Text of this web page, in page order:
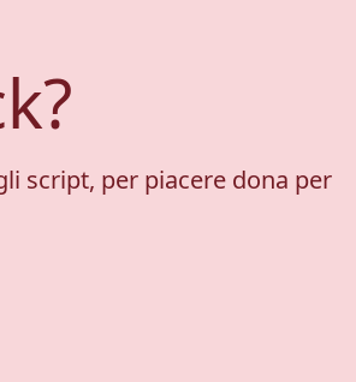
script, per piacere dona per